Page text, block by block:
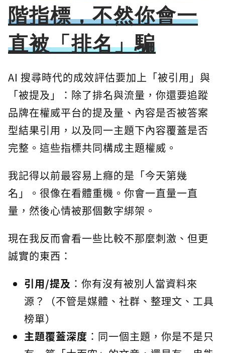
階指標，不然你會一
直被「排名」騙
AI 搜尋時代的成效評估要加上「被引用」與
「被提及」：除了排名與流量，你還要追蹤
品牌在權威平台的提及量、內容是否被答案
型結果引用，以及同一主題下內容覆蓋是否
完整。這些指標共同構成主題權威。
我記得以前最容易上癮的是「今天第幾
名」。很像在看體重機。你會一直量一直
量，然後心情被那個數字綁架。
現在我反而會看一些比較不那麼刺激、但更
誠實的東西：
引用/提及 ：你有沒有被別人當資料來
源？（不管是媒體、社群、整理文、工具
榜單）
主題覆蓋深度 ：同一個主題，你是不是只